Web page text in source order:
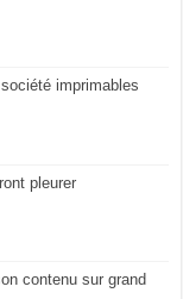
imprimables
pleurer
contenu sur grand